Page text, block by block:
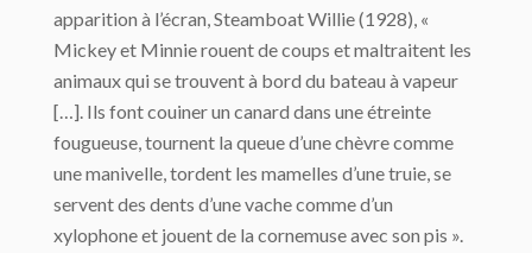
apparition à l’écran, Steamboat Willie (1928), «
Mickey et Minnie rouent de coups et maltraitent les
animaux qui se trouvent à bord du bateau à vapeur
[…]. Ils font couiner un canard dans une étreinte
fougueuse, tournent la queue d’une chèvre comme
une manivelle, tordent les mamelles d’une truie, se
servent des dents d’une vache comme d’un
xylophone et jouent de la cornemuse avec son pis ».